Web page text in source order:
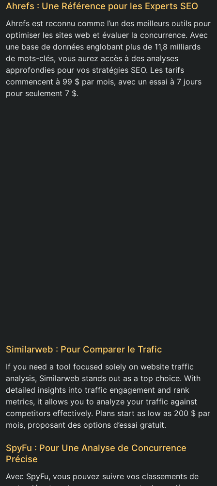
Ahrefs : Une Référence pour les Experts SEO
Ahrefs est reconnu comme l’un des meilleurs outils pour
optimiser les sites web et évaluer la concurrence. Avec
une base de données englobant plus de 11,8 milliards
de mots-clés, vous aurez accès à des analyses
approfondies pour vos stratégies SEO. Les tarifs
commencent à 99 $ par mois, avec un essai à 7 jours
pour seulement 7 $.
Similarweb : Pour Comparer le Trafic
If you need a tool focused solely on website traffic
analysis, Similarweb stands out as a top choice. With
detailed insights into traffic engagement and rank
metrics, it allows you to analyze your traffic against
competitors effectively. Plans start as low as 200 $ par
mois, proposant des options d’essai gratuit.
SpyFu : Pour Une Analyse de Concurrence
Précise
Avec SpyFu, vous pouvez suivre vos classements de